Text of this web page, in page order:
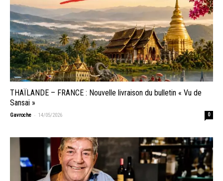
THAÏLANDE – FRANCE : Nouvelle livraison du bulletin « Vu de
Sansai »
Gavroche - 14/05/2026 0